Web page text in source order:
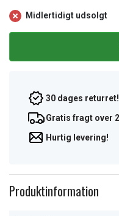
Midlertidigt udsolgt
30 dages returret!
Gratis fragt over
Hurtig levering!
Produktinformation